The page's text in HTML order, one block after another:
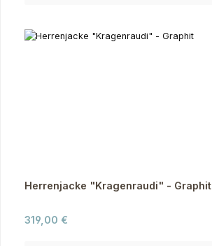
Herrenjacke "Kragenraudi" - Graphit
Regulärer Preis:
319,00 €